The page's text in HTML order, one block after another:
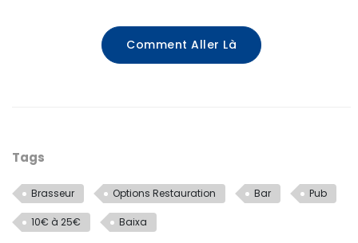
Comment Aller Là
Tags
Brasseur Options Restauration Bar Pub
10€ à 25€ Baixa